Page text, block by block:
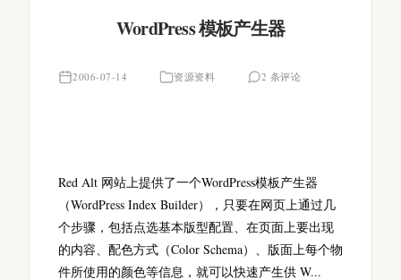
WordPress 模板产生器
2006-07-14 资源资料 2 条评论
Red Alt 网站上提供了一个WordPress模板产生器
（WordPress Index Builder），只要在网页上通过几
个步骤，包括点选基本版型配置、在页面上要出现
的内容、配色方式（Color Schema）、版面上每个物
件所使用的颜色等信息，就可以快速产生供 W...